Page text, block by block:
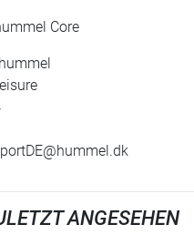
Core
hummel
ANGESEHEN